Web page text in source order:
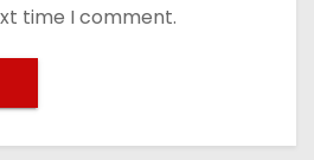
time I comment.